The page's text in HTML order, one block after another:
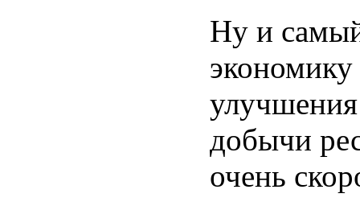
Ну и
добычи
очень